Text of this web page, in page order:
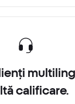
calificare.